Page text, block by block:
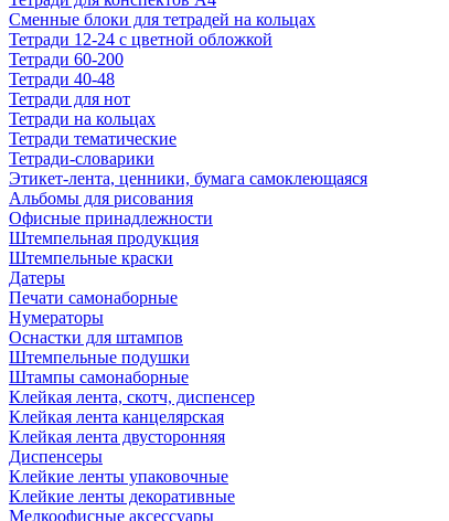
Сменные блоки для тетрадей на кольцах
Тетради 12-24 с цветной обложкой
Тетради 60-200
Тетради 40-48
Тетради для нот
Тетради на кольцах
Тетради тематические
Тетради-словарики
Этикет-лента, ценники, бумага самоклеющаяся
Альбомы для рисования
Офисные принадлежности
Штемпельная продукция
Штемпельные краски
Датеры
Печати самонаборные
Нумераторы
Оснастки для штампов
Штемпельные подушки
Штампы самонаборные
Клейкая лента, скотч, диспенсер
Клейкая лента канцелярская
Клейкая лента двусторонняя
Диспенсеры
Клейкие ленты упаковочные
Клейкие ленты декоративные
Мелкоофисные аксессуары